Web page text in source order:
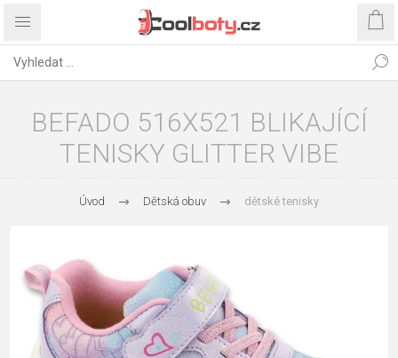
BEFADO 516X521 BLIKAJÍCÍ
TENISKY GLITTER VIBE
Úvod Dětská obuv dětské tenisky